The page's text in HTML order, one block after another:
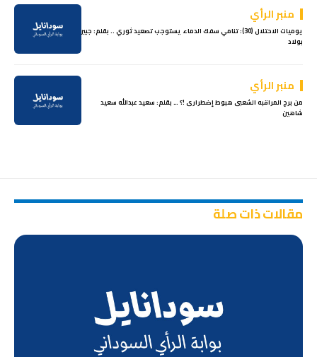
منبر الرأي
يوميات الاحتلال (30): تنامي سفك الدماء يستوجب تصعيد ثوري .. بقلم: جبير
بولاد
منبر الرأي
من برج المراقبه الشعبى هبوط إضطرارى !؟ … بقلم: سعيد عبدالله سعيد
شاهين
مقالات ذات صلة